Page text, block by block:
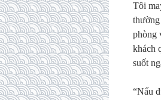
Tôi
thường
phòng
khách
suốt
“Nấu